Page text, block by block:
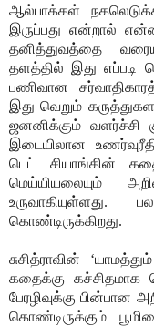
ஆல்பாக்கள்
இருப்பது என்றால்
தனித்துவத்தை
தளத்தில் இது எப்படி
பணிவான
இது வெறும்
ஜனனிக்கும் வளர்ச்சி
இடையிலான
டெட் சியாங்கின்
மெய்யியலையும்
உருவாகியுள்ளது.
கொண்டிருக்கிறது.
சுசித்ராவின்
கதைக்கு கச்சிதமாக
பேரழிவுக்கு பின்பான
கொண்டிருக்கும்